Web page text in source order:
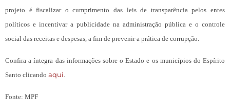
projeto é fiscalizar o cumprimento das leis de transparência pelos entes
políticos e incentivar a publicidade na administração pública e o controle
social das receitas e despesas, a fim de prevenir a prática de corrupção.
Confira a íntegra das informações sobre o Estado e os municípios do Espírito
Santo clicando aqui
Fonte: MPF